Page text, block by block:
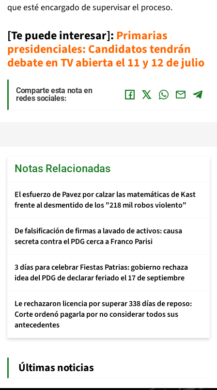
que esté encargado de supervisar el proceso.
[Te puede interesar]: Primarias
presidenciales: Candidatos tendrán
debate en TV abierta el 11 y 12 de julio
Comparte esta nota en
redes sociales:
Notas Relacionadas
El esfuerzo de Pavez por calzar las matemáticas de Kast
frente al desmentido de los "218 mil robos violento"
De falsificación de firmas a lavado de activos: causa
secreta contra el PDG cerca a Franco Parisi
3 días para celebrar Fiestas Patrias: gobierno rechaza
idea del PDG de declarar feriado el 17 de septiembre
Le rechazaron licencia por superar 338 días de reposo:
Corte ordenó pagarla por no considerar todos sus
antecedentes
Últimas noticias